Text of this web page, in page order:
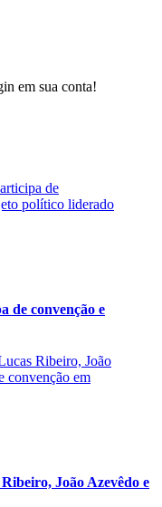
em sua conta!
de convenção e
João Azevêdo e